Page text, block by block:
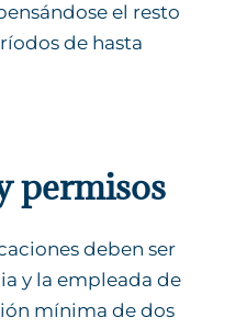
el resto
de hasta
permisos
deben ser
y la empleada de
mínima de dos